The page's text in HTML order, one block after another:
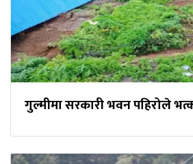
गुल्मीमा सरकारी भवन पहिरोले